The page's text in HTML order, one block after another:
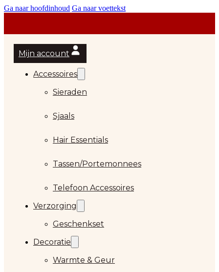
Ga naar hoofdinhoud Ga naar voettekst
Mijn account
Accessoires
Sieraden
Sjaals
Hair Essentials
Tassen/Portemonnees
Telefoon Accessoires
Verzorging
Geschenkset
Decoratie
Warmte & Geur